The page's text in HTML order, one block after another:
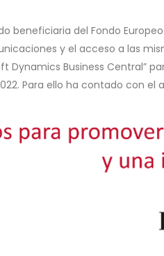
beneficiaria del Fondo
y el acceso a las
Dynamics Business Central”
Para ello ha contado con